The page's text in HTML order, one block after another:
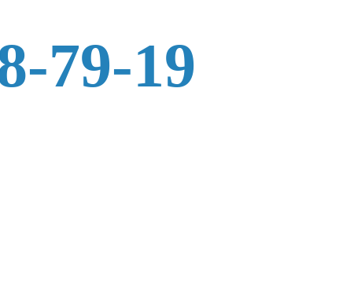
79-19